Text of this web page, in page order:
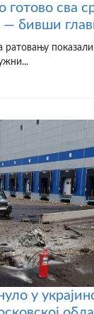
готово сва
— бивши
ратовању
у